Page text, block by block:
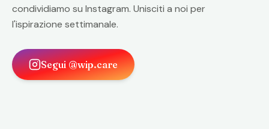
condividiamo su Instagram. Unisciti a noi per
l'ispirazione settimanale.
Segui @wip.care